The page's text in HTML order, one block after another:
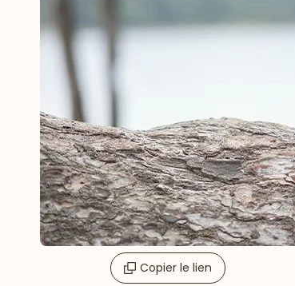
Copier le lien